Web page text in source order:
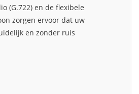
(G.722) en de flexibele
zorgen ervoor dat uw
en zonder ruis